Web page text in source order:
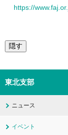
https://
隠す
東北支部
ニュース
イベント